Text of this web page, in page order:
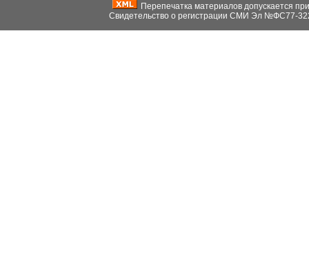
Перепечатка материалов допускается
Свидетельство о регистрации СМИ Эл №ФС77-